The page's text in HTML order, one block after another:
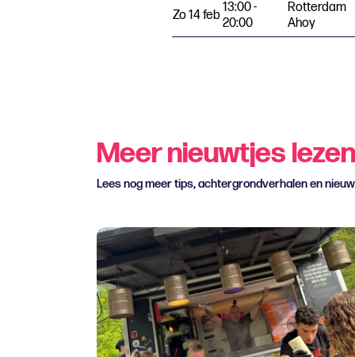
Zo 14 feb
13:00 -
20:00
Rotterdam
Ahoy
Meer nieuwtjes
Lees nog meer tips, achtergrondverhalen en